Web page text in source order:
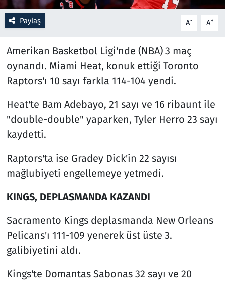
Paylaş A- A+
Amerikan Basketbol Ligi'nde (NBA) 3 maç
oynandı. Miami Heat, konuk ettiği Toronto
Raptors'ı 10 sayı farkla 114-104 yendi.
Heat'te Bam Adebayo, 21 sayı ve 16 ribaunt ile
"double-double" yaparken, Tyler Herro 23 sayı
kaydetti.
Raptors'ta ise Gradey Dick'in 22 sayısı
mağlubiyeti engellemeye yetmedi.
KINGS, DEPLASMANDA KAZANDI
Sacramento Kings deplasmanda New Orleans
Pelicans'ı 111-109 yenerek üst üste 3.
galibiyetini aldı.
Kings'te Domantas Sabonas 32 sayı ve 20
Rüya Tabirleri
Sağlık
Savunma Sanayi
Seçim 2023
Spor
Teknoloji ve Bilim
Televizyon